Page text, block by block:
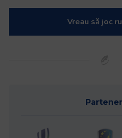
Vreau să joc